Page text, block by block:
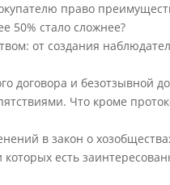
право
50% стало сложнее?
от создания
договора и безотзывной
Что кроме
в закон о
есть